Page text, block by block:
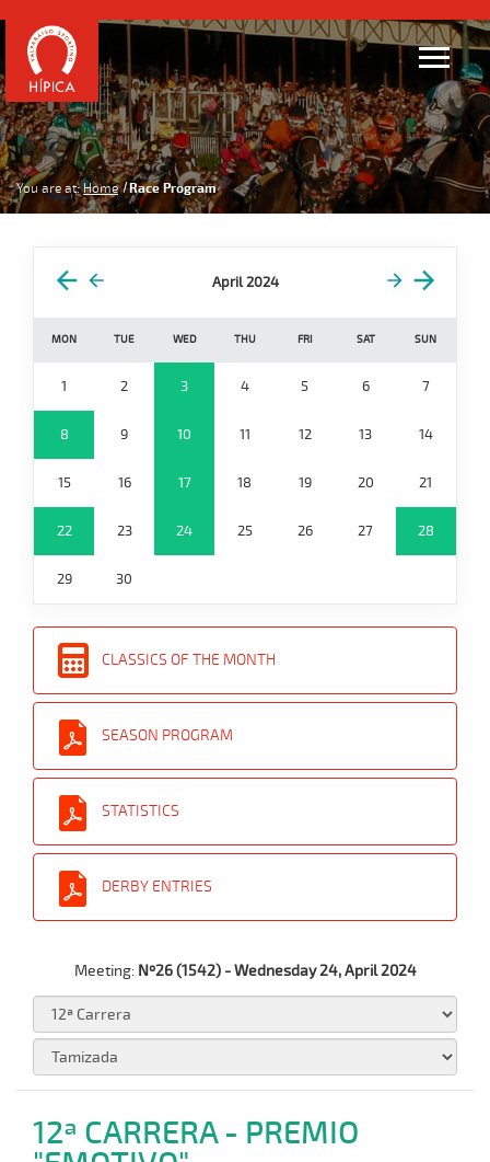
You are at: Home Race Program
April 2024
MON TUE WED THU FRI SAT SUN
1 2 3 4 5 6 7
8 9 10 11 12 13 14
15 16 17 18 19 20 21
22 23 24 25 26 27 28
29 30
CLASSICS OF THE MONTH
SEASON PROGRAM
STATISTICS
DERBY ENTRIES
Meeting: Nº26 (1542) - Wednesday 24, April 2024
12ª CARRERA - PREMIO